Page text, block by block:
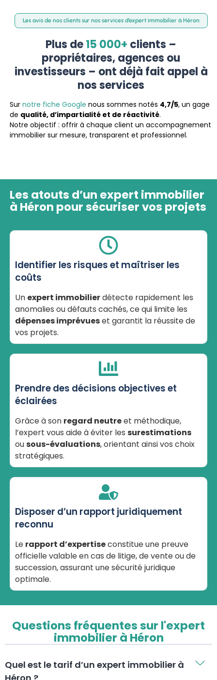
Les avis de nos clients sur nos services d’expert immobilier à Héron
Plus de15 000+ clients –
propriétaires, agences ou
investisseurs – ont déjà fait appel à
nos services
Sur notre fiche Google nous sommes notés 4,7/5, un gage
de qualité, d’impartialité et de réactivité.
Notre objectif : offrir à chaque client un accompagnement
immobilier sur mesure, transparent et professionnel.
Les atouts d’un expert immobilier
à Héron pour sécuriser vos projets
Identifier les risques et maîtriser les
coûts
Un expert immobilierdétecte rapidement les
anomalies ou défauts cachés, ce qui limite les
dépenses imprévueset garantit la réussite de
vos projets.
Prendre des décisions objectives et
éclairées
Grâce à son regard neutreet méthodique,
l’expert vous aide à éviter les surestimations
ousous-évaluations, orientant ainsi vos choix
stratégiques.
Disposer d’un rapport juridiquement
reconnu
Le rapport d’expertiseconstitue une preuve
officielle valable en cas de litige, de vente ou de
succession, assurant une sécurité juridique
optimale.
Questions fréquentes sur l'expert
immobilier à Héron
Quel est le tarif d’un expert immobilier à